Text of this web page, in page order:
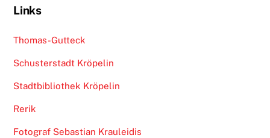
Links
Thomas-Gutteck
Schusterstadt Kröpelin
Stadtbibliothek Kröpelin
Rerik
Fotograf Sebastian Krauleidis